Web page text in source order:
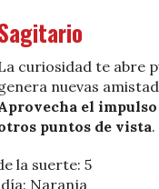
curiosidad te abre
nuevas
el
puntos de vista.
la suerte: 5
Naranja